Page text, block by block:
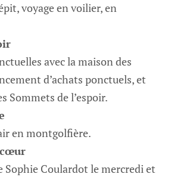
voyage en voilier, en
avec la maison des
d’achats ponctuels, et
Sommets de l’espoir.
en montgolfière.
Coulardot le mercredi et